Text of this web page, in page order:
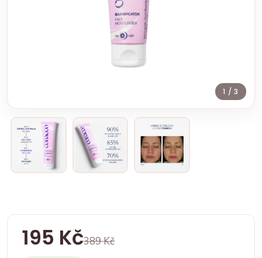
1 / 3
195 Kč389 Kč